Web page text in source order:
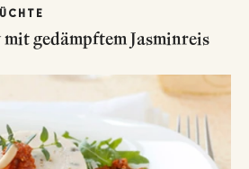
gedämpftem Jasminreis